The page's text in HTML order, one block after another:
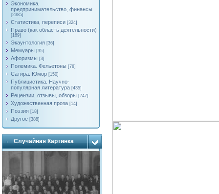
Экономика,
предпринимательство, финансы
[2385]
Статистика, переписи [324]
Право (как область деятельности)
[169]
Экаунтология [36]
Мемуары [35]
Афоризмы [3]
Полемика. Фельетоны [78]
Сатира. Юмор [150]
Публицистика. Научно-
популярная литература [435]
Рецензии, отзывы, обзоры [747]
Художественная проза [14]
Поэзия [18]
Другое [388]
Случайная Картинка